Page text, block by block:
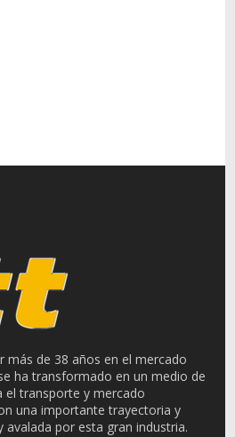
más de 38 años en el mercado
ha transformado en un medio de
el transporte y mercado
una importante trayectoria y
avalada por esta gran industria.